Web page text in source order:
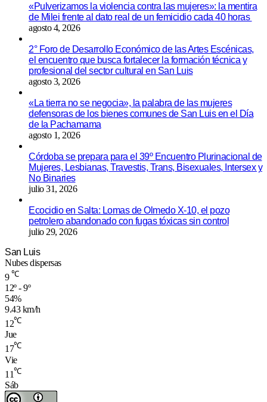
«Pulverizamos la violencia contra las mujeres»: la mentira
de Milei frente al dato real de un femicidio cada 40 horas
agosto 4, 2026
2° Foro de Desarrollo Económico de las Artes Escénicas,
el encuentro que busca fortalecer la formación técnica y
profesional del sector cultural en San Luis
agosto 3, 2026
«La tierra no se negocia», la palabra de las mujeres
defensoras de los bienes comunes de San Luis en el Día
de la Pachamama
agosto 1, 2026
Córdoba se prepara para el 39º Encuentro Plurinacional de
Mujeres, Lesbianas, Travestis, Trans, Bisexuales, Intersex y
No Binaries
julio 31, 2026
Ecocidio en Salta: Lomas de Olmedo X-10, el pozo
petrolero abandonado con fugas tóxicas sin control
julio 29, 2026
San Luis
Nubes dispersas
9 ℃
12º - 9º
54%
9.43 km/h
12℃
Jue
17℃
Vie
11℃
Sáb